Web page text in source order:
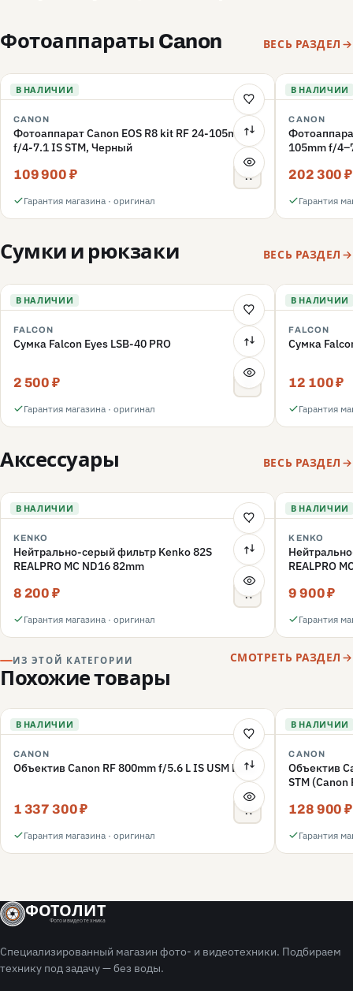
Фотоаппараты Canon ВЕСЬ РАЗДЕЛ
В НАЛИЧИИ
CANON
Фотоаппарат Canon EOS R8 kit RF 24-105mm
f/4-7.1 IS STM, Черный
109 900 ₽
Гарантия магазина · оригинал
В НАЛИЧИИ
CANON
105mm f/
202 300 ₽
Гарантия
Сумки и рюкзаки ВЕСЬ РАЗДЕЛ
В НАЛИЧИИ
FALCON
Сумка Falcon Eyes LSB-40 PRO
2 500 ₽
Гарантия магазина · оригинал
В НАЛИЧИИ
FALCON
Сумка
12 100 ₽
Гарантия
Аксессуары ВЕСЬ РАЗДЕЛ
В НАЛИЧИИ
KENKO
Нейтрально-серый фильтр Kenko 82S
REALPRO MC ND16 82mm
8 200 ₽
Гарантия магазина · оригинал
В НАЛИЧИИ
KENKO
REALPRO
9 900 ₽
Гарантия
ИЗ ЭТОЙ КАТЕГОРИИ
Похожие товары
СМОТРЕТЬ РАЗДЕЛ
В НАЛИЧИИ
CANON
Объектив Canon RF 800mm f/5.6 L IS USM Lens
1 337 300 ₽
Гарантия магазина · оригинал
В НАЛИЧИИ
CANON
Объектив
STM (Canon
128 900 ₽
Гарантия
ФОТОЛИТ
Фото и видео техника
Специализированный магазин фото- и видеотехники. Подбираем
технику под задачу — без воды.